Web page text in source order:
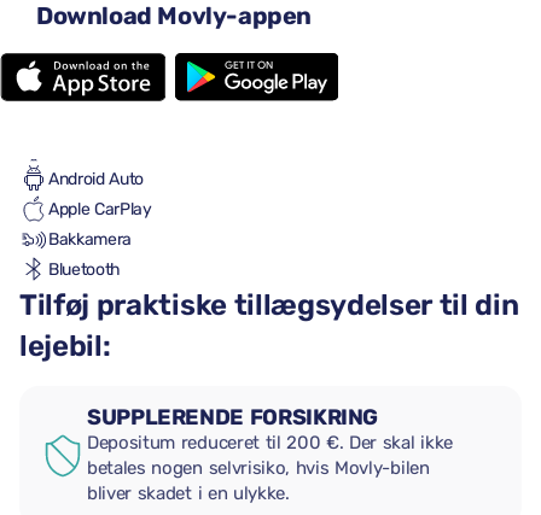
Download Movly-appen
Automatgear
5 sæder
4 store kufferter
Android Auto
Apple CarPlay
Bakkamera
Bluetooth
Tilføj praktiske tillægsydelser til din
lejebil:
SUPPLERENDE FORSIKRING
Depositum reduceret til 200 €. Der skal ikke
betales nogen selvrisiko, hvis Movly-bilen
bliver skadet i en ulykke.